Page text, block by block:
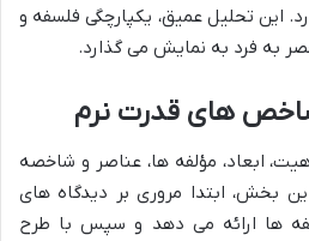
این تحلیل عمیق، یکپارچگی فلسفه و
به فرد به نمایش می گذارد.
شاخص های قدرت نرم
ابعاد، مؤلفه ها، عناصر و شاخصه
بخش، ابتدا مروری بر دیدگاه های
ها ارائه می دهد و سپس با طرح